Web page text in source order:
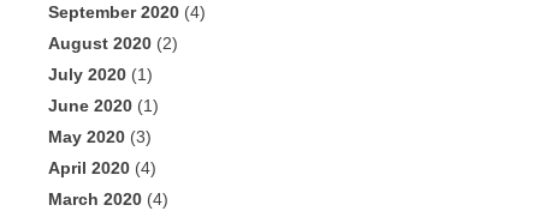
September 2020 (4)
August 2020 (2)
July 2020 (1)
June 2020 (1)
May 2020 (3)
April 2020 (4)
March 2020 (4)